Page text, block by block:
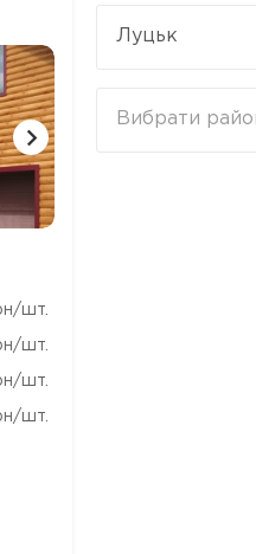
шт.
шт.
шт.
шт.
Луцьк
Вибрати